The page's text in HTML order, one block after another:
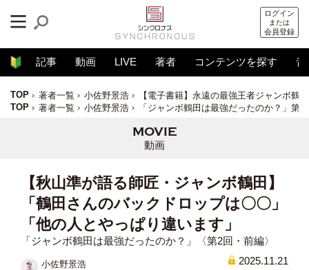
ログイン
または
会員登録
記事 動画 LIVE 著者 コンテンツを探す 音
TOP 著者一覧 小佐野景浩
【電子書籍】永遠の最強王者ジャンボ鶴
TOP
著者一覧 小佐野景浩 「ジャンボ鶴田は最強だったのか？」第
動画
【秋山準が語る師匠・ジャンボ鶴田】
「鶴田さんのバックドロップは〇〇」
「他の人とやっぱり違います」
「ジャンボ鶴田は最強だったのか？」〈第2回・前編〉
小佐野景浩 2025.11.21